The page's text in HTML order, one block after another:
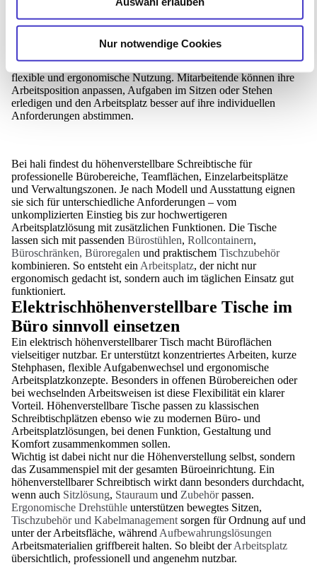
Nur notwendige Cookies
zwischen Sitzen und Stehen und bringen dadurch mehr
Bewegung in den Arbeitsalltag. Gerade in Unternehmen, in
denen viele Stunden am Arbeitsplatz verbracht werden,
unterstützt ein elektrisch höhenverstellbarer Schreibtisch eine
flexible und ergonomische Nutzung. Mitarbeitende können ihre
Arbeitsposition anpassen, Aufgaben im Sitzen oder Stehen
erledigen und den Arbeitsplatz besser auf ihre individuellen
Anforderungen abstimmen.
Bei hali findest du höhenverstellbare Schreibtische für
professionelle Bürobereiche, Teamflächen, Einzelarbeitsplätze
und Verwaltungszonen. Je nach Modell und Ausstattung eignen
sie sich für unterschiedliche Anforderungen – vom
unkomplizierten Einstieg bis zur hochwertigeren
Arbeitsplatzlösung mit zusätzlichen Funktionen. Die Tische
lassen sich mit passenden Bürostühlen, Rollcontainern,
Büroschränken, Büroregalen und praktischem Tischzubehör
kombinieren. So entsteht ein Arbeitsplatz, der nicht nur
ergonomisch gedacht ist, sondern auch im täglichen Einsatz gut
funktioniert.
Elektrischhöhenverstellbare Tische im
Büro sinnvoll einsetzen
Ein elektrisch höhenverstellbarer Tisch macht Büroflächen
vielseitiger nutzbar. Er unterstützt konzentriertes Arbeiten, kurze
Stehphasen, flexible Aufgabenwechsel und ergonomische
Arbeitsplatzkonzepte. Besonders in offenen Bürobereichen oder
bei wechselnden Arbeitsweisen ist diese Flexibilität ein klarer
Vorteil. Höhenverstellbare Tische passen zu klassischen
Schreibtischplätzen ebenso wie zu modernen Büro- und
Arbeitsplatzlösungen, bei denen Funktion, Gestaltung und
Komfort zusammenkommen sollen.
Wichtig ist dabei nicht nur die Höhenverstellung selbst, sondern
das Zusammenspiel mit der gesamten Büroeinrichtung. Ein
höhenverstellbarer Schreibtisch wirkt dann besonders durchdacht,
wenn auch Sitzlösung, Stauraum und Zubehörpassen.
Ergonomische Drehstühle unterstützen bewegtes Sitzen,
Tischzubehör und Kabelmanagement sorgen für Ordnung auf und
unter der Arbeitsfläche, während Aufbewahrungslösungen
Arbeitsmaterialien griffbereit halten. So bleibt derArbeitsplatz
übersichtlich, professionell und angenehm nutzbar.